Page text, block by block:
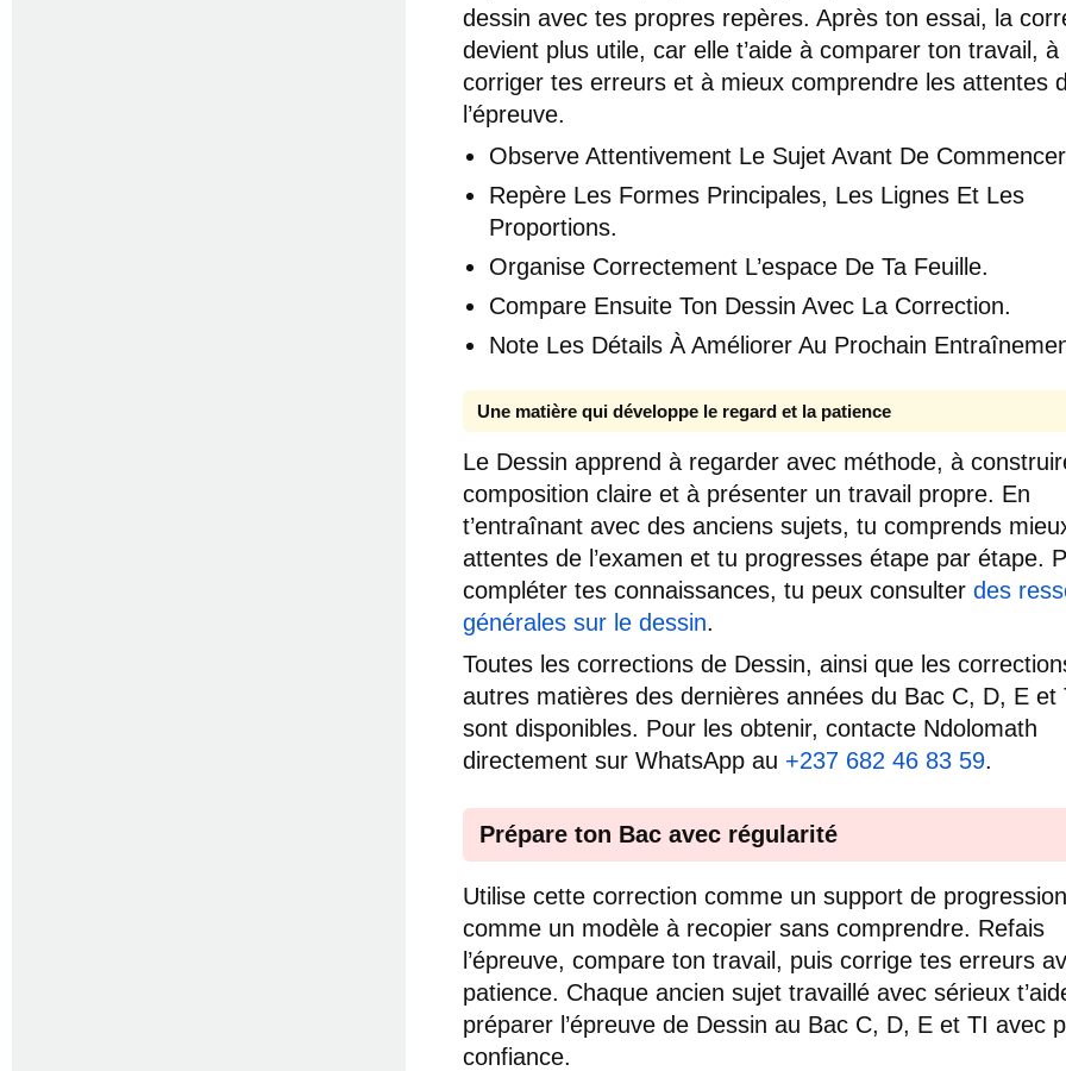
dessin avec tes propres repères. Après ton essai, la
devient plus utile, car elle t’aide à comparer ton travail, à
corriger tes erreurs et à mieux comprendre les attentes
l’épreuve.
Observe Attentivement Le Sujet Avant De
Repère Les Formes Principales, Les Lignes Et Les
Proportions.
Organise Correctement L’espace De Ta Feuille.
Compare Ensuite Ton Dessin Avec La Correction.
Note Les Détails À Améliorer Au Prochain
Une matière qui développe le regard et la patience
Le Dessin apprend à regarder avec méthode, à
composition claire et à présenter un travail propre. En
t’entraînant avec des anciens sujets, tu comprends
attentes de l’examen et tu progresses étape par étape.
compléter tes connaissances, tu peux consulter des
générales sur le dessin.
Toutes les corrections de Dessin, ainsi que les
autres matières des dernières années du Bac C, D, E et
sont disponibles. Pour les obtenir, contacte Ndolomath
directement sur WhatsApp au +237 682 46 83 59.
Prépare ton Bac avec régularité
Utilise cette correction comme un support de
comme un modèle à recopier sans comprendre. Refais
l’épreuve, compare ton travail, puis corrige tes erreurs
patience. Chaque ancien sujet travaillé avec sérieux
préparer l’épreuve de Dessin au Bac C, D, E et TI avec
confiance.